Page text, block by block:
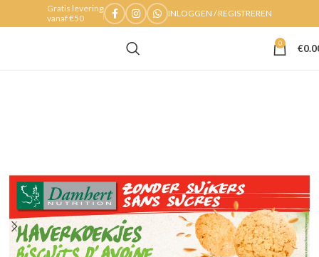
Gratis levering
vanaf €50
INLOGGEN / REGISTREREN
0 €